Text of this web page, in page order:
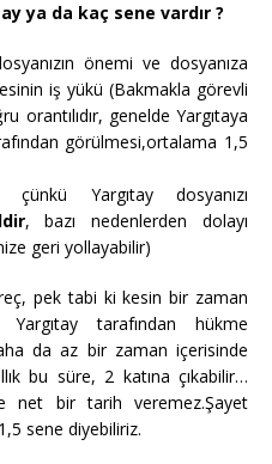
ya da kaç sene vardır ?
önemi ve dosyanıza
iş yükü (Bakmakla görevli
orantılıdır, genelde Yargıtaya
görülmesi,ortalama 1,5
çünkü Yargıtay dosyanızı
, bazı nedenlerden dolayı
geri yollayabilir)
pek tabi ki kesin bir zaman
tarafından hükme
da az bir zaman içerisinde
bu süre, 2 katına çıkabilir…
net bir tarih veremez.Şayet
sene diyebiliriz.